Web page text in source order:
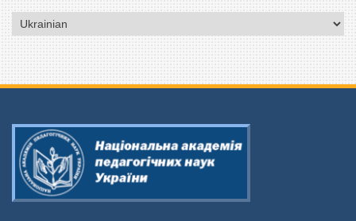
Вибрати
мову